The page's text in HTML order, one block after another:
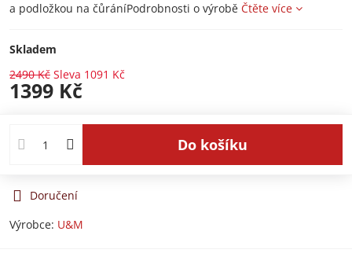
a podložkou na čůráníPodrobnosti o výrobě Čtěte více
Skladem
2490 Kč Sleva 1091 Kč
1399 Kč
Do košíku
Doručení
Výrobce: U&M